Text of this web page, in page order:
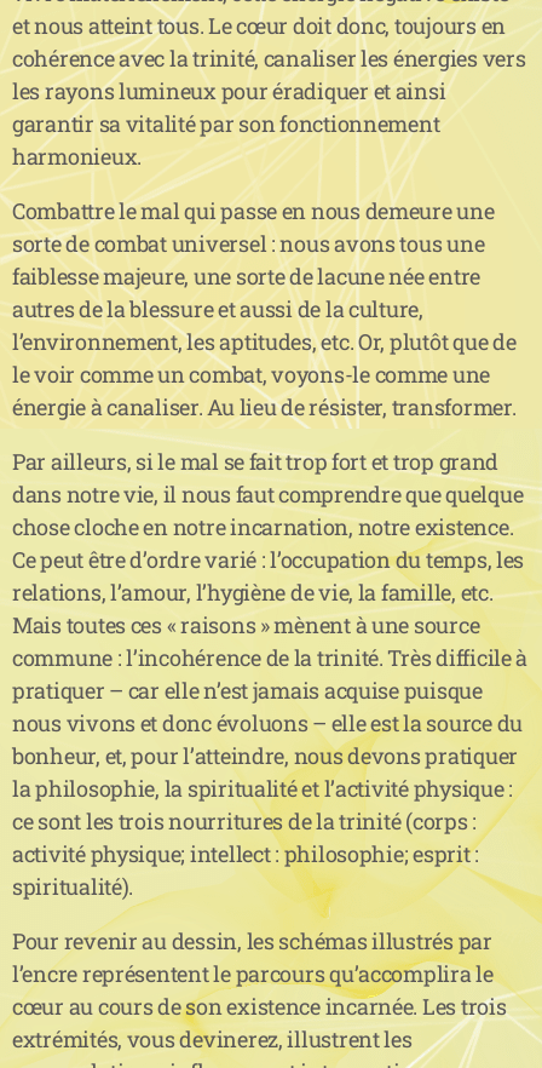
et nous atteint tous. Le cœur doit donc, toujours en
cohérence avec la trinité, canaliser les énergies vers
les rayons lumineux pour éradiquer et ainsi
garantir sa vitalité par son fonctionnement
harmonieux.
Combattre le mal qui passe en nous demeure une
sorte de combat universel : nous avons tous une
faiblesse majeure, une sorte de lacune née entre
autres de la blessure et aussi de la culture,
l’environnement, les aptitudes, etc. Or, plutôt que de
le voir comme un combat, voyons-le comme une
énergie à canaliser. Au lieu de résister, transformer.
Par ailleurs, si le mal se fait trop fort et trop grand
dans notre vie, il nous faut comprendre que quelque
chose cloche en notre incarnation, notre existence.
Ce peut être d’ordre varié : l’occupation du temps, les
relations, l’amour, l’hygiène de vie, la famille, etc.
Mais toutes ces « raisons » mènent à une source
commune : l’incohérence de la trinité. Très difficile à
pratiquer – car elle n’est jamais acquise puisque
nous vivons et donc évoluons – elle est la source du
bonheur, et, pour l’atteindre, nous devons pratiquer
la philosophie, la spiritualité et l’activité physique :
ce sont les trois nourritures de la trinité (corps :
activité physique; intellect : philosophie; esprit :
spiritualité).
Pour revenir au dessin, les schémas illustrés par
l’encre représentent le parcours qu’accomplira le
cœur au cours de son existence incarnée. Les trois
extrémités, vous devinerez, illustrent les